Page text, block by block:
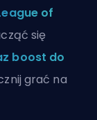
of
się
boost do
grać na